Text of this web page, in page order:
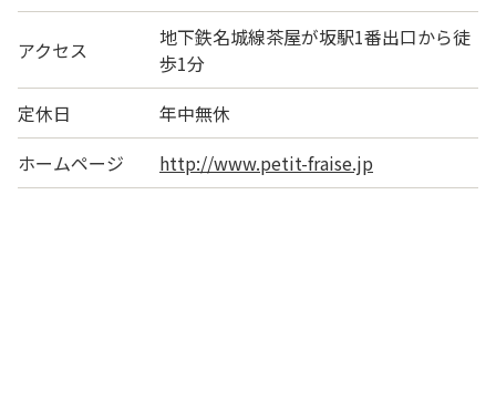
アクセス
地下鉄名城線茶屋が坂駅1番出口から徒
歩1分
定休日
年中無休
ホームページ
http://www.petit-fraise.jp